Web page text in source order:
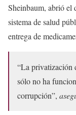
Sheinbaum, abrió el
sistema de salud
entrega de
“La privatización
sólo no ha
corrupción”,